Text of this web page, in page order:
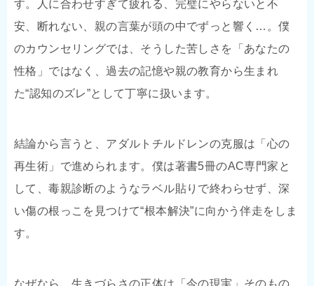
す。人に合わせすぎて疲れる、完璧にやらないと不
安、断れない、親の言葉が頭の中でずっと響く…。僕
のカウンセリングでは、そうした苦しさを「あなたの
性格」ではなく、過去の記憶や親の教育から生まれ
た“認知のズレ”として丁寧に扱います。
結論から言うと、アダルトチルドレンの克服は「心の
再生術」で進められます。僕は著書5冊のAC専門家と
して、毒親診断のようなラベル貼りで終わらせず、深
い傷の根っこを見つけて“根本解決”に向かう伴走をしま
す。
なぜなら、生きづらさの正体は「今の現実」そのもの